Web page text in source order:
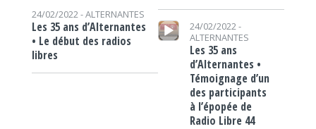
24/02/2022 -ALTERNANTES
Les 35 ans d’Alternantes
• Le début des radios
libres
Lecteur audio
24/02/2022 -
ALTERNANTES
Les 35 ans
d’Alternantes •
Témoignage d’un
des participants
à l’épopée de
Radio Libre 44